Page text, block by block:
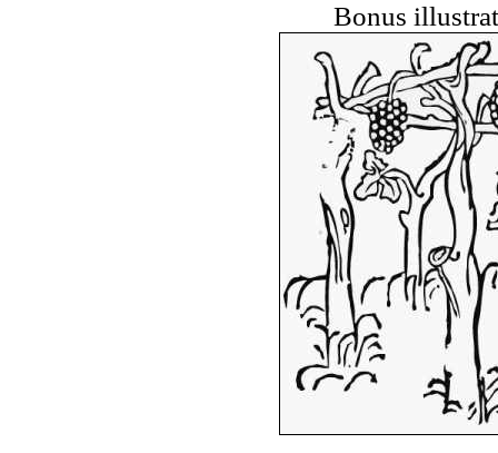
Bonus